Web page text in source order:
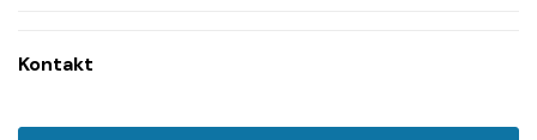
Kontakt